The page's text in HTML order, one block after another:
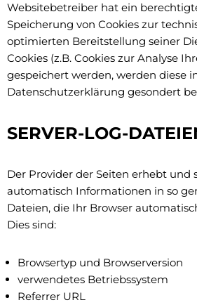
Websitebetreiber hat ein
Speicherung von Cookies zur
optimierten Bereitstellung seiner
Cookies (z.B. Cookies zur Analyse
gespeichert werden, werden diese
Datenschutzerklärung gesondert
SERVER-LOG-
Der Provider der Seiten erhebt und
automatisch Informationen in so
Dateien, die Ihr Browser
Dies sind:
Browsertyp und Browserversion
verwendetes Betriebssystem
Referrer URL